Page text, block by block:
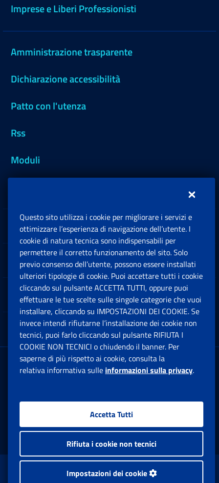
Imprese e Liberi Professionisti
Amministrazione trasparente
Dichiarazione accessibilità
Patto con l'utenza
Rss
Moduli
Sedi e Contatti
Software
Note Legali
App mobile
Sede Legale : Via Ciro il Grande, 21
00144 Roma
Facebook: Apre una nuova finestra
Twitter: Apre una nuova finestra
Whatsapp: Apre una nuova
Youtube: Apre una
Instagram:
www.inps.gov.it © 1997-2026
Questo sito utilizza i cookie per migliorare i servizi e
ottimizzare l’esperienza di navigazione dell’utente. I
cookie di natura tecnica sono indispensabili per
permettere il corretto funzionamento del sito. Solo
previo consenso dell’utente, possono essere installati
ulteriori tipologie di cookie. Puoi accettare tutti i cookie
cliccando sul pulsante ACCETTA TUTTI, oppure puoi
effettuare le tue scelte sulle singole categorie che vuoi
installare, cliccando su IMPOSTAZIONI DEI COOKIE. Se
invece intendi rifiutarne l’installazione dei cookie non
tecnici, puoi farlo cliccando sul pulsante RIFIUTA I
COOKIE NON TECNICI o chiudendo il banner. Per
saperne di più rispetto ai cookie, consulta la
relativa informativa sulle informazioni sulla privacy.
Accetta Tutti
Rifiuta i cookie non tecnici
Impostazioni dei cookie